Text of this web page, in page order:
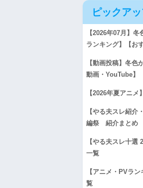
ピックア
【2026年07月】
ランキング】【お
【動画投稿】冬色
動画・YouTube】
【2026年夏アニ
【やる夫スレ紹
編祭 紹介まとめ
【やる夫スレ十選
一覧
【アニメ・PVラ
覧